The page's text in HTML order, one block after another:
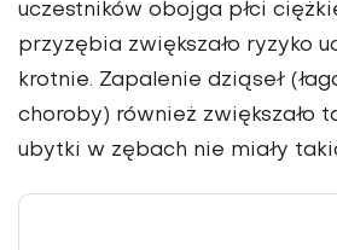
uczestników obojga płci
przyzębia zwiększało ryzyko
krotnie. Zapalenie dziąseł
choroby) również zwiększało
ubytki w zębach nie miały